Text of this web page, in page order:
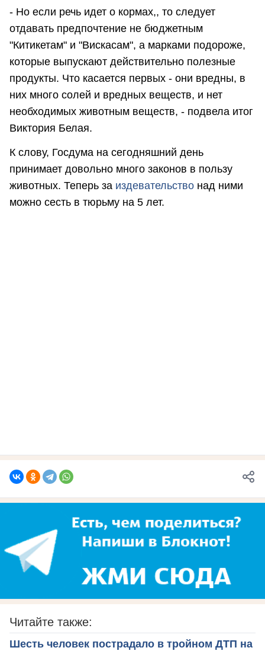
- Но если речь идет о кормах,, то следует
отдавать предпочтение не бюджетным
"Китикетам" и "Вискасам", а марками подороже,
которые выпускают действительно полезные
продукты. Что касается первых - они вредны, в
них много солей и вредных веществ, и нет
необходимых животным веществ, - подвела итог
Виктория Белая.
К слову, Госдума на сегодняшний день
принимает довольно много законов в пользу
животных. Теперь за издевательство над ними
можно сесть в тюрьму на 5 лет.
Читайте также:
Шесть человек пострадало в тройном ДТП на